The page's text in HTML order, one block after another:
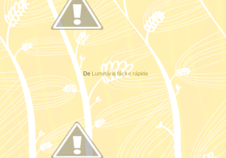
De Luminária fácil e rápida